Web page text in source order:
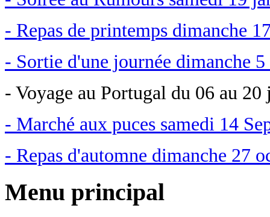
- Repas de printemps dimanche
- Sortie d'une journée dimanche
- Voyage au Portugal du 06 au
- Marché aux puces samedi 14
- Repas d'automne dimanche 27
Menu principal